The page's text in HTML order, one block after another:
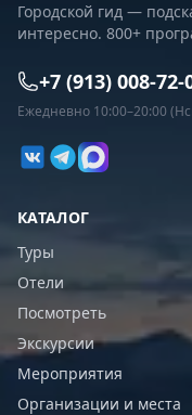
Городской гид —
интересно. 800+
+7 (913) 008-72-
Ежедневно 10:00–20:00
КАТАЛОГ
Туры
Отели
Посмотреть
Экскурсии
Мероприятия
Организации и места